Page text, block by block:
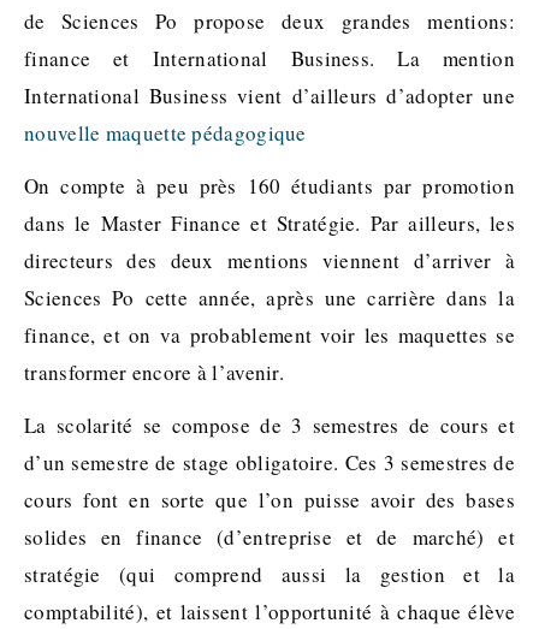
de Sciences Po propose deux grandes mentions:
finance et International Business. La mention
International Business vient d’ailleurs d’adopter une
nouvelle maquette pédagogique
On compte à peu près 160 étudiants par promotion
dans le Master Finance et Stratégie. Par ailleurs, les
directeurs des deux mentions viennent d’arriver à
Sciences Po cette année, après une carrière dans la
finance, et on va probablement voir les maquettes se
transformer encore à l’avenir.
La scolarité se compose de 3 semestres de cours et
d’un semestre de stage obligatoire. Ces 3 semestres de
cours font en sorte que l’on puisse avoir des bases
solides en finance (d’entreprise et de marché) et
stratégie (qui comprend aussi la gestion et la
comptabilité), et laissent l’opportunité à chaque élève